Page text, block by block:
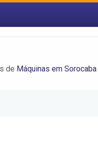
de Máquinas em Sorocaba